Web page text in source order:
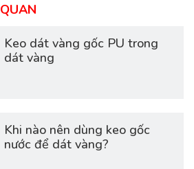
Keo dát vàng gốc PU trong
dát vàng
Khi nào nên dùng keo gốc
nước để dát vàng?